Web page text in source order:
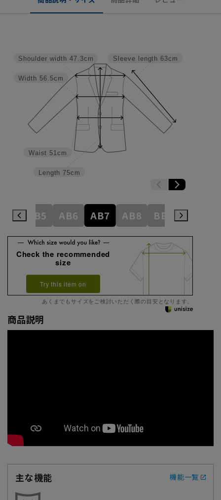
Sleeve length 63cm
Length 75cm
Waist 51cm
Width 56.5cm
Shoulder width 47.3cm
AB5 AB6 AB7 AB8 BE3 BE4
Check the recommended
size
Try this item on
あくまでもサイズをご検討いただく際の目安となります。
商品説明
主な機能 機能一覧